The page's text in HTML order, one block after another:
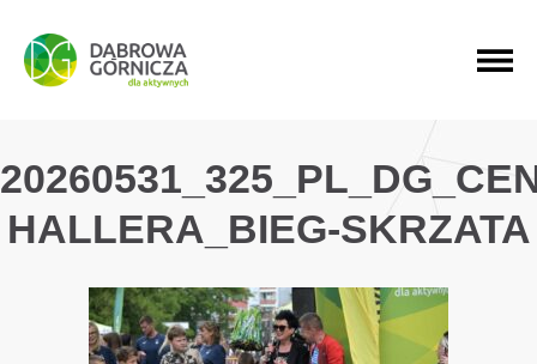
PRZEJDŹ DO MENU GŁÓWNEGO
PRZEJDŹ DO WYSZUKIWARKI
PRZEJDŹ DO TREŚCI
HALLERA_BIEG-SKRZATA